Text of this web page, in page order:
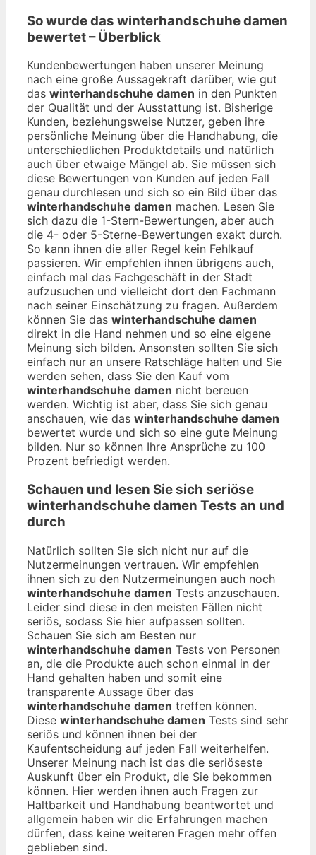
So wurde das winterhandschuhe damen
bewertet – Überblick
Kundenbewertungen haben unserer Meinung
nach eine große Aussagekraft darüber, wie gut
das winterhandschuhe damen in den Punkten
der Qualität und der Ausstattung ist. Bisherige
Kunden, beziehungsweise Nutzer, geben ihre
persönliche Meinung über die Handhabung, die
unterschiedlichen Produktdetails und natürlich
auch über etwaige Mängel ab. Sie müssen sich
diese Bewertungen von Kunden auf jeden Fall
genau durchlesen und sich so ein Bild über das
winterhandschuhe damen machen. Lesen Sie
sich dazu die 1-Stern-Bewertungen, aber auch
die 4- oder 5-Sterne-Bewertungen exakt durch.
So kann ihnen die aller Regel kein Fehlkauf
passieren. Wir empfehlen ihnen übrigens auch,
einfach mal das Fachgeschäft in der Stadt
aufzusuchen und vielleicht dort den Fachmann
nach seiner Einschätzung zu fragen. Außerdem
können Sie das winterhandschuhe damen
direkt in die Hand nehmen und so eine eigene
Meinung sich bilden. Ansonsten sollten Sie sich
einfach nur an unsere Ratschläge halten und Sie
werden sehen, dass Sie den Kauf vom
winterhandschuhe damen nicht bereuen
werden. Wichtig ist aber, dass Sie sich genau
anschauen, wie das winterhandschuhe damen
bewertet wurde und sich so eine gute Meinung
bilden. Nur so können Ihre Ansprüche zu 100
Prozent befriedigt werden.
Schauen und lesen Sie sich seriöse
winterhandschuhe damen Tests an und
durch
Natürlich sollten Sie sich nicht nur auf die
Nutzermeinungen vertrauen. Wir empfehlen
ihnen sich zu den Nutzermeinungen auch noch
winterhandschuhe damen Tests anzuschauen.
Leider sind diese in den meisten Fällen nicht
seriös, sodass Sie hier aufpassen sollten.
Schauen Sie sich am Besten nur
winterhandschuhe damen Tests von Personen
an, die die Produkte auch schon einmal in der
Hand gehalten haben und somit eine
transparente Aussage über das
winterhandschuhe damen treffen können.
Diese winterhandschuhe damen Tests sind sehr
seriös und können ihnen bei der
Kaufentscheidung auf jeden Fall weiterhelfen.
Unserer Meinung nach ist das die seriöseste
Auskunft über ein Produkt, die Sie bekommen
können. Hier werden ihnen auch Fragen zur
Haltbarkeit und Handhabung beantwortet und
allgemein haben wir die Erfahrungen machen
dürfen, dass keine weiteren Fragen mehr offen
geblieben sind.